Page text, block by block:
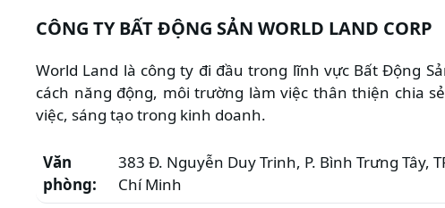
CÔNG TY BẤT ĐỘNG SẢN WORLD LAND CORP
World Land là công ty đi đầu trong lĩnh vực Bất Động
cách năng động, môi trường làm việc thân thiện chia
việc, sáng tạo trong kinh doanh.
Văn
phòng:
383 Đ. Nguyễn Duy Trinh, P. Bình Trưng Tây,
Chí Minh